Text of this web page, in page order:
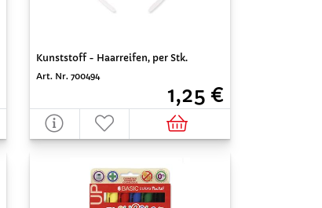
Kunststoff - Haarreifen, per Stk.
Art. Nr. 700494
1,25 €